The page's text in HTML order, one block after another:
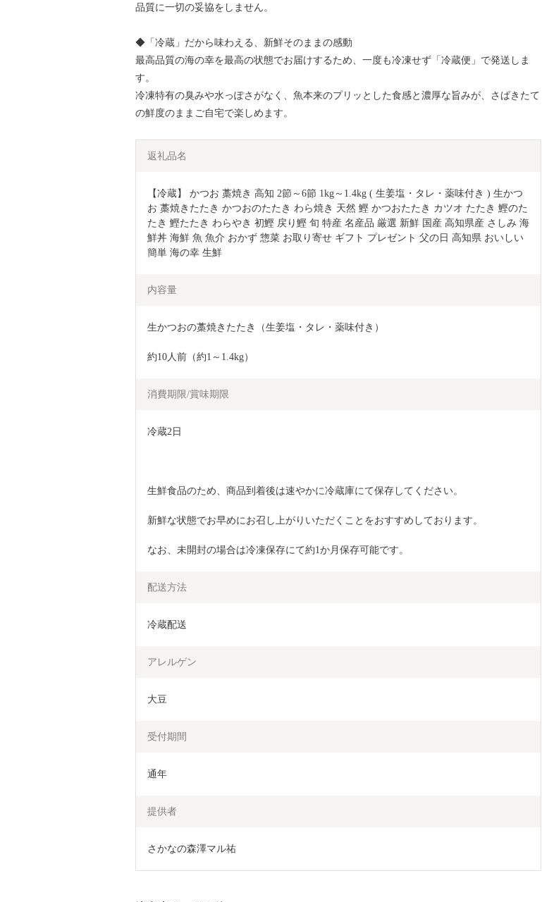
品質に一切の妥協をしません。
◆「冷蔵」だから味わえる、新鮮そのままの感動
最高品質の海の幸を最高の状態でお届けするため、一度も冷凍せず「冷蔵便」で発送しま
す。
冷凍特有の臭みや水っぽさがなく、魚本来のプリッとした食感と濃厚な旨みが、さばきたて
の鮮度のままご自宅で楽しめます。
返礼品名
【冷蔵】 かつお 藁焼き 高知 2節～6節 1kg～1.4kg ( 生姜塩・タレ・薬味付き ) 生かつ
お 藁焼きたたき かつおのたたき わら焼き 天然 鰹 かつおたたき カツオ たたき 鰹のた
たき 鰹たたき わらやき 初鰹 戻り鰹 旬 特産 名産品 厳選 新鮮 国産 高知県産 さしみ 海
鮮丼 海鮮 魚 魚介 おかず 惣菜 お取り寄せ ギフト プレゼント 父の日 高知県 おいしい
簡単 海の幸 生鮮
内容量
生かつおの藁焼きたたき（生姜塩・タレ・薬味付き）
約10人前（約1～1.4kg）
消費期限/賞味期限
冷蔵2日
生鮮食品のため、商品到着後は速やかに冷蔵庫にて保存してください。
新鮮な状態でお早めにお召し上がりいただくことをおすすめしております。
なお、未開封の場合は冷凍保存にて約1か月保存可能です。
配送方法
冷蔵配送
アレルゲン
大豆
受付期間
通年
提供者
さかなの森澤マル祐